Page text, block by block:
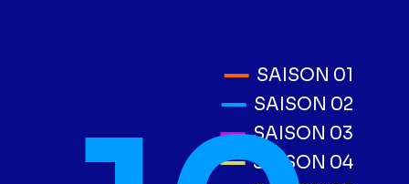
SAISON 01
SAISON 02
SAISON 03
SAISON 04